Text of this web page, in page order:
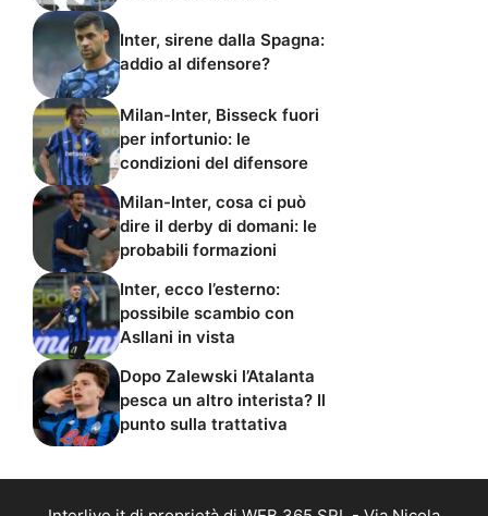
Inter, sirene dalla Spagna:
addio al difensore?
Milan-Inter, Bisseck fuori
per infortunio: le
condizioni del difensore
Milan-Inter, cosa ci può
dire il derby di domani: le
probabili formazioni
Inter, ecco l’esterno:
possibile scambio con
Asllani in vista
Dopo Zalewski l’Atalanta
pesca un altro interista? Il
punto sulla trattativa